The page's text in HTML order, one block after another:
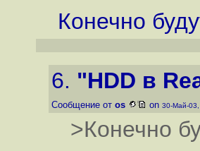
Конечно
6. "HDD в
Сообщение от os on 30-Май-
>Конечно